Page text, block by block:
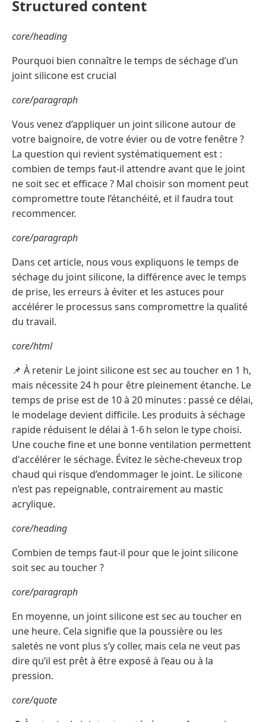
Structured content
core/heading
Pourquoi bien connaître le temps de séchage d’un
joint silicone est crucial
core/paragraph
Vous venez d’appliquer un joint silicone autour de
votre baignoire, de votre évier ou de votre fenêtre ?
La question qui revient systématiquement est :
combien de temps faut-il attendre avant que le joint
ne soit sec et efficace ? Mal choisir son moment peut
compromettre toute l’étanchéité, et il faudra tout
recommencer.
core/paragraph
Dans cet article, nous vous expliquons le temps de
séchage du joint silicone, la différence avec le temps
de prise, les erreurs à éviter et les astuces pour
accélérer le processus sans compromettre la qualité
du travail.
core/html
📌 À retenir Le joint silicone est sec au toucher en 1 h,
mais nécessite 24 h pour être pleinement étanche. Le
temps de prise est de 10 à 20 minutes : passé ce délai,
le modelage devient difficile. Les produits à séchage
rapide réduisent le délai à 1‑6 h selon le type choisi.
Une couche fine et une bonne ventilation permettent
d'accélérer le séchage. Évitez le sèche-cheveux trop
chaud qui risque d’endommager le joint. Le silicone
n’est pas repeignable, contrairement au mastic
acrylique.
core/heading
Combien de temps faut-il pour que le joint silicone
soit sec au toucher ?
core/paragraph
En moyenne, un joint silicone est sec au toucher en
une heure. Cela signifie que la poussière ou les
saletés ne vont plus s’y coller, mais cela ne veut pas
dire qu’il est prêt à être exposé à l’eau ou à la
pression.
core/quote